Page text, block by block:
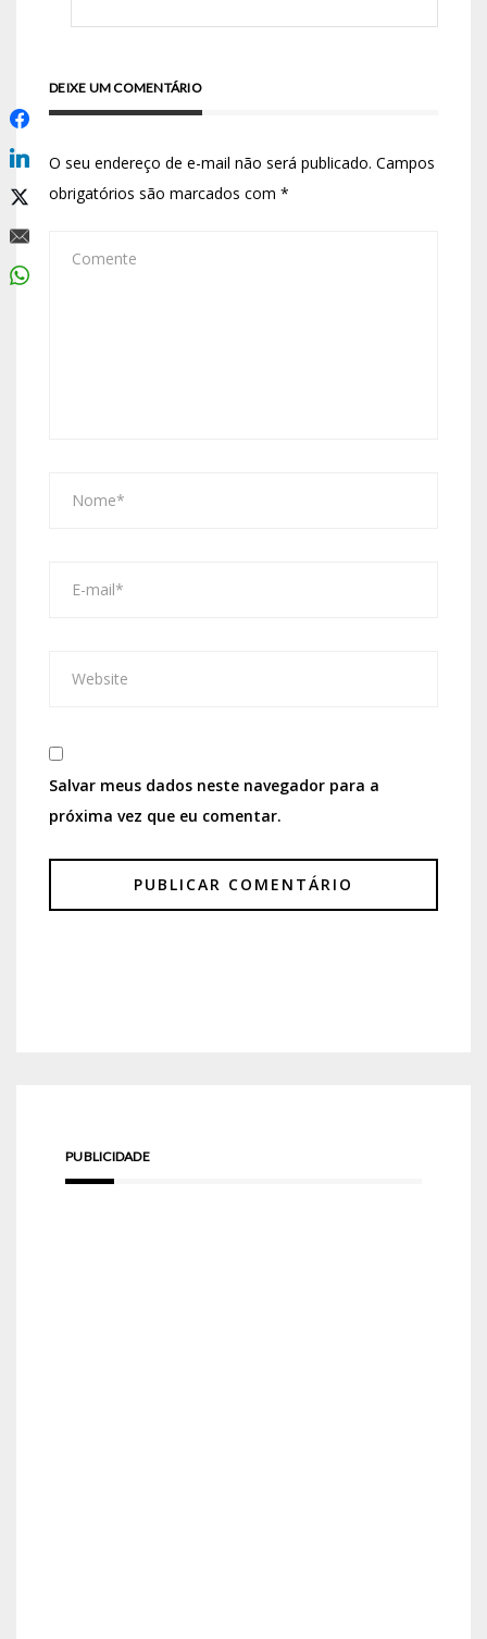
DEIXE UM COMENTÁRIO
O seu endereço de e-mail não será publicado. Campos
obrigatórios são marcados com *
Salvar meus dados neste navegador para a
próxima vez que eu comentar.
PUBLICIDADE